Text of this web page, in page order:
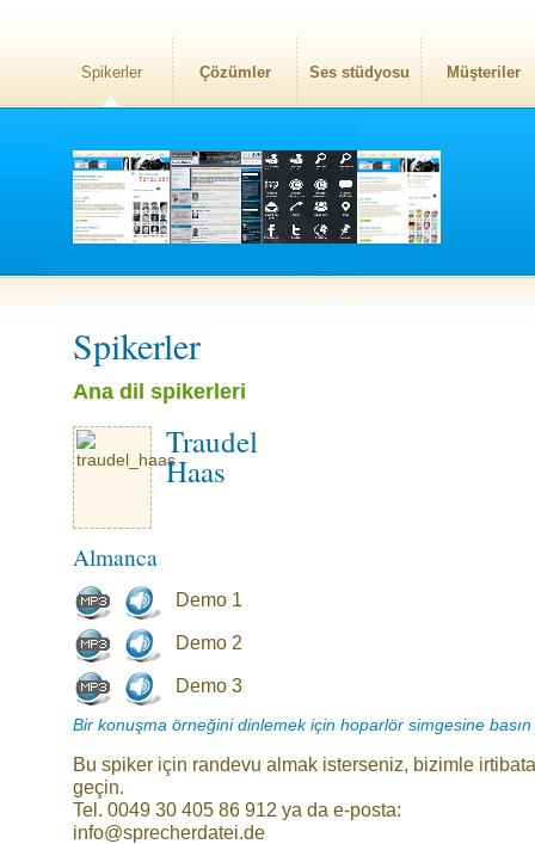
Spikerler Çözümler Ses stüdyosu Müşteriler
Spikerler
Ana dil spikerleri
Traudel
Haas
Almanca
Demo 1
Demo 2
Demo 3
Bir konuşma örneğini dinlemek için hoparlör simgesine basın
Bu spiker için randevu almak isterseniz, bizimle irtibata
geçin.
Tel. 0049 30 405 86 912 ya da e-posta:
info@sprecherdatei.de